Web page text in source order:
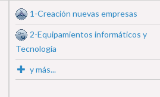
1-Creación nuevas empresas
2-Equipamientos informáticos y
Tecnología
y más...